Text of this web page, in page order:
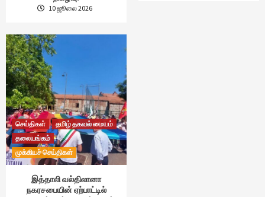
10 ஜூலை 2026
செய்திகள்
தமிழ் தகவல் மையம்
தலையங்கம்
முக்கியச் செய்திகள்
இத்தாலி வல்திலானா
நகரசபையின் ஏற்பாட்டில்